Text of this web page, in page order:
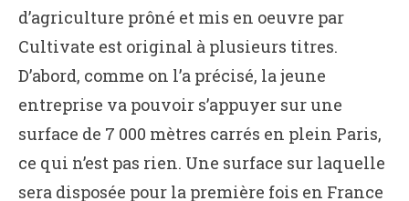
d’agriculture prôné et mis en oeuvre par
Cultivate est original à plusieurs titres.
D’abord, comme on l’a précisé, la jeune
entreprise va pouvoir s’appuyer sur une
surface de 7 000 mètres carrés en plein Paris,
ce qui n’est pas rien. Une surface sur laquelle
sera disposée pour la première fois en France